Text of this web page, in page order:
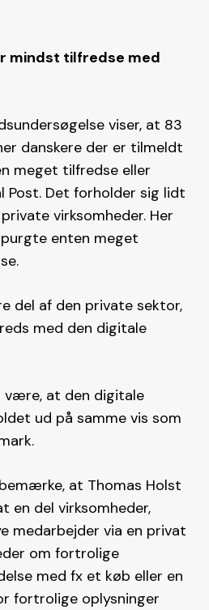
mindst tilfredse med
viser, at 83
danskere der er tilmeldt
meget tilfredse eller
Post. Det forholder sig lidt
virksomheder. Her
enten meget
del af den private sektor,
med den digitale
være, at den digitale
ud på samme vis som
at Thomas Holst
en del virksomheder,
medarbejder via en privat
om fortrolige
med fx et køb eller en
fortrolige oplysninger